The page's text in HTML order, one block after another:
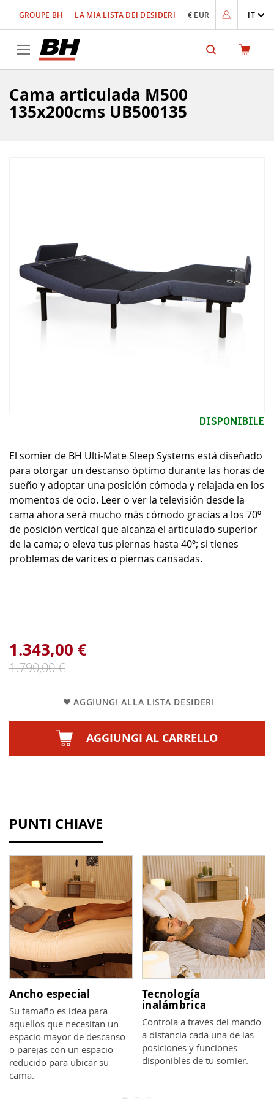
contenuto
GROUPE BH LA MIA LISTA DEI DESIDERI € EUR IT
Search
Cama articulada M500
135x200cms UB500135
DISPONIBILE
El somier de BH Ulti-Mate Sleep Systems está diseñado
para otorgar un descanso óptimo durante las horas de
sueño y adoptar una posición cómoda y relajada en los
momentos de ocio. Leer o ver la televisión desde la
cama ahora será mucho más cómodo gracias a los 70º
de posición vertical que alcanza el articulado superior
de la cama; o eleva tus piernas hasta 40º; si tienes
problemas de varices o piernas cansadas.
1.790,00 €
1.343,00 €
AGGIUNGI ALLA LISTA DESIDERI
AGGIUNGI AL CARRELLO
galleria
di
immagini
PUNTI CHIAVE
Ancho especial
Su tamaño es idea para
aquellos que necesitan un
espacio mayor de descanso
o parejas con un espacio
reducido para ubicar su
cama.
Tecnología
inalámbrica
Controla a través del mando
a distancia cada una de las
posiciones y funciones
disponibles de tu somier.